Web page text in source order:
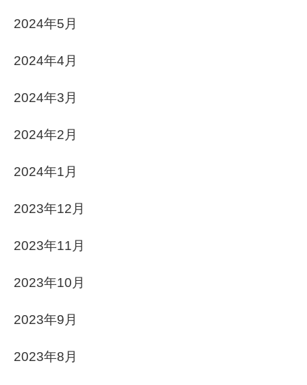
2024年5月
2024年4月
2024年3月
2024年2月
2024年1月
2023年12月
2023年11月
2023年10月
2023年9月
2023年8月